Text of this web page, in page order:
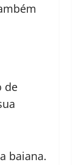
de
baiana.